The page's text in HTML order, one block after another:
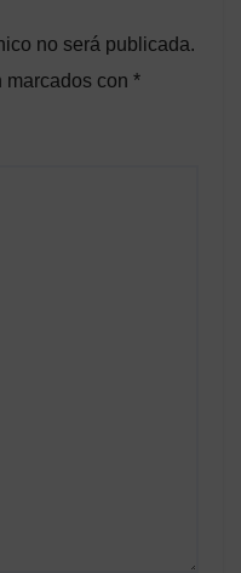
no será publicada.
marcados con *